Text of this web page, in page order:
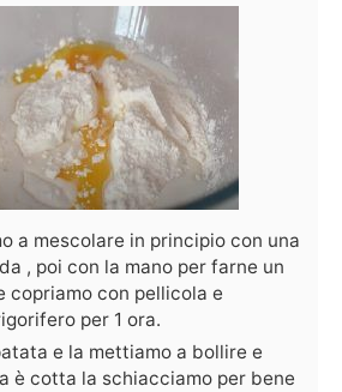
a mescolare in principio con una
, poi con la mano per farne un
copriamo con pellicola e
per 1 ora.
e la mettiamo a bollire e
è cotta la schiacciamo per bene